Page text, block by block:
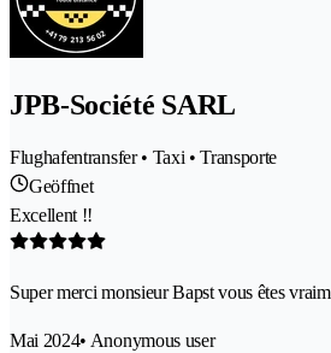
JPB-Société SARL
Flughafentransfer • Taxi • Transporte
Geöffnet
Excellent !!
Super merci monsieur Bapst vous êtes
Mai 2024• Anonymous user